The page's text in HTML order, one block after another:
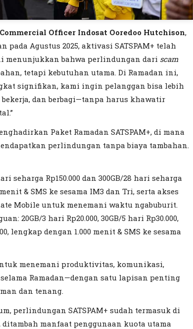
Officer Indosat Ooredoo Hutchison,
pada Agustus 2025, aktivasi SATSPAM+ telah
menunjukkan bahwa perlindungan dari scam
tetapi kebutuhan utama. Di Ramadan ini,
signifikan, kami ingin pelanggan bisa lebih
dan berbagi—tanpa harus khawatir
Paket Ramadan SATSPAM+, di mana
perlindungan tanpa biaya tambahan.
seharga Rp150.000 dan 300GB/28 hari seharga
& SMS ke sesama IM3 dan Tri, serta akses
Mobile untuk menemani waktu ngabuburit.
20GB/3 hari Rp20.000, 30GB/5 hari Rp30.000,
lengkap dengan 1.000 menit & SMS ke sesama
menemani produktivitas, komunikasi,
Ramadan—dengan satu lapisan penting
dan tenang.
perlindungan SATSPAM+ sudah termasuk di
manfaat penggunaan kuota utama